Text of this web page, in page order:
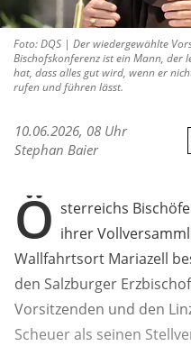
Foto: DQS | Der wiedergewählte
Bischofskonferenz ist ein Mann, der
hat, dass alles gut wird, wenn er
rufen und führen lässt.
10.06.2026, 08 Uhr
Stephan Baier
Ö sterreichs
ihrer
Wallfahrtsort Mariazell
den Salzburger
Vorsitzenden und den
Scheuer als seinen